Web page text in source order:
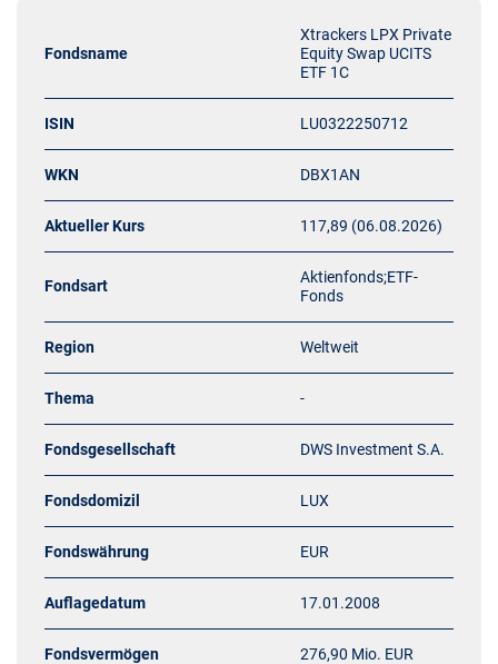
Fondsname
Xtrackers LPX Private
Equity Swap UCITS
ETF 1C
ISIN LU0322250712
WKN DBX1AN
Aktueller Kurs 117,89 (06.08.2026)
Fondsart
Aktienfonds;ETF-
Fonds
Region Weltweit
Thema -
Fondsgesellschaft DWS Investment S.A.
Fondsdomizil LUX
Fondswährung EUR
Auflagedatum 17.01.2008
Fondsvermögen 276,90 Mio. EUR